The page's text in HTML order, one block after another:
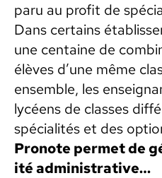
paru au prof­it de
Dans cer­tains
une cen­taine de
élèves d’une même
ensem­ble, les
lycéens de class­es
spé­cial­ités et des
Pronote per­met de
ité admin­is­tra­tive…